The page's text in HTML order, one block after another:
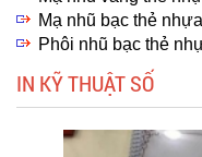
Mạ nhũ bạc thẻ nhựa
Phôi nhũ bạc thẻ
IN KỸ THUẬT SỐ